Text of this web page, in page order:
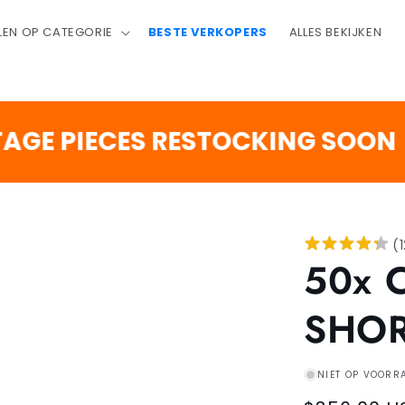
OP CATEGORIE BESTE VERKOPERS ALLES BEKIJKEN
RESTOCKING SOON 2
(
50x
NIET OP